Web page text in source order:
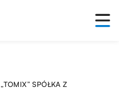
„TOMIX” SPÓŁKA Z